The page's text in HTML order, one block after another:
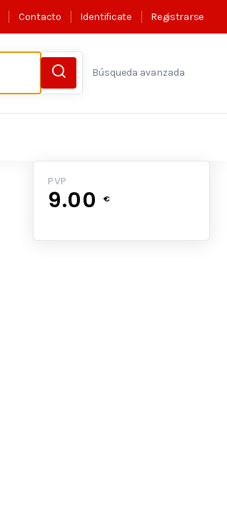
Contacto Identificate Registrarse
Búsqueda avanzada
PVP
9.00 €